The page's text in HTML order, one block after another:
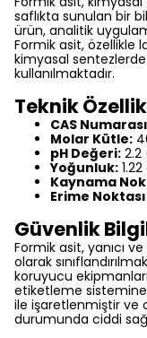
saflıkta sunulan bir
ürün, analitik
Formik asit, özellikle
kimyasal
kullanılmaktadır.
Teknik
CAS
Molar Kütle:
pH Değeri: 2.2
Yoğunluk:
Kaynama
Erime
Güvenlik
Formik asit, yanıcı
olarak
koruyucu
etiketleme sistemine
ile işaretlenmiştir ve
durumunda ciddi